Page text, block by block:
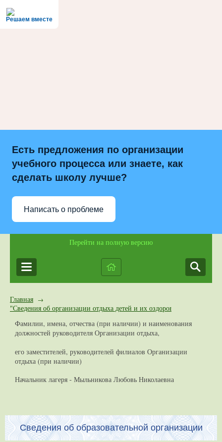
Решаем вместе
Есть предложения по организации
учебного процесса или знаете, как
сделать школу лучше?
Написать о проблеме
Перейти на полную версию
Главная →
"Сведения об организации отдыха детей и их оздоровлении"
Фамилии, имена, отчества (при наличии) и наименования
должностей руководителя Организации отдыха,
его заместителей, руководителей филиалов Организации
отдыха (при наличии)
Начальник лагеря - Мыльникова Любовь Николаевна
Сведения об образовательной организации